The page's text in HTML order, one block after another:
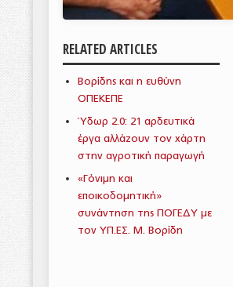
RELATED ARTICLES
Βορίδης και η ευθύνη
ΟΠΕΚΕΠΕ
Ύδωρ 2.0: 21 αρδευτικά
έργα αλλάζουν τον χάρτη
στην αγροτική παραγωγή
«Γόνιμη και
εποικοδομητική»
συνάντηση της ΠΟΓΕΔΥ με
τον ΥΠ.ΕΣ. Μ. Βορίδη